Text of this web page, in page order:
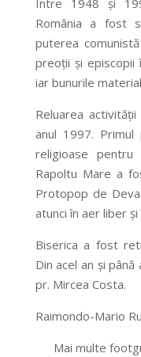
Între 1948 şi
România a fost
puterea
preoţii şi episcopii
iar bunurile
Reluarea
anul 1997.
religioase pentru
Rapoltu Mare a
Protopop de
atunci în aer liber
Biserica a fost
Din acel an şi
pr. Mircea Costa.
Raimondo-Mario
Mai multe